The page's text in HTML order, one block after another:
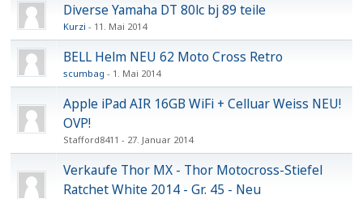
Diverse Yamaha DT 80lc bj 89 teile
Kurzi 11. Mai 2014
BELL Helm NEU 62 Moto Cross Retro
scumbag 1. Mai 2014
Apple iPad AIR 16GB WiFi + Celluar Weiss NEU!
OVP!
Stafford8411 27. Januar 2014
Verkaufe Thor MX - Thor Motocross-Stiefel
Ratchet White 2014 - Gr. 45 - Neu